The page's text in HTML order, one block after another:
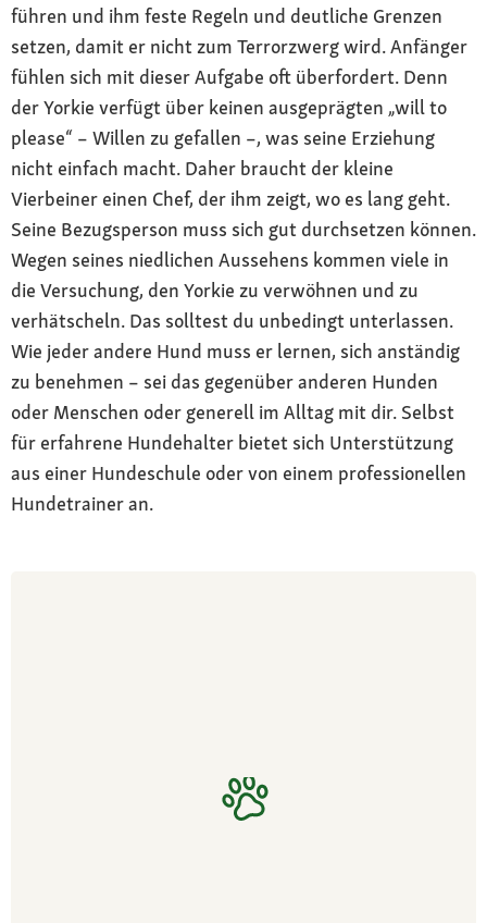
führen und ihm feste Regeln und deutliche Grenzen
setzen, damit er nicht zum Terrorzwerg wird. Anfänger
fühlen sich mit dieser Aufgabe oft überfordert. Denn
der Yorkie verfügt über keinen ausgeprägten „will to
please“ – Willen zu gefallen –, was seine Erziehung
nicht einfach macht. Daher braucht der kleine
Vierbeiner einen Chef, der ihm zeigt, wo es lang geht.
Seine Bezugsperson muss sich gut durchsetzen können.
Wegen seines niedlichen Aussehens kommen viele in
die Versuchung, den Yorkie zu verwöhnen und zu
verhätscheln. Das solltest du unbedingt unterlassen.
Wie jeder andere Hund muss er lernen, sich anständig
zu benehmen – sei das gegenüber anderen Hunden
oder Menschen oder generell im Alltag mit dir. Selbst
für erfahrene Hundehalter bietet sich Unterstützung
aus einer Hundeschule oder von einem professionellen
Hundetrainer an.